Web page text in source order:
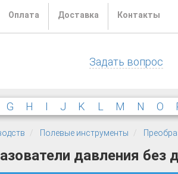
Оплата Доставка Контакты
Задать вопрос
G H I J K L M N O
Полевые инструменты
давления без